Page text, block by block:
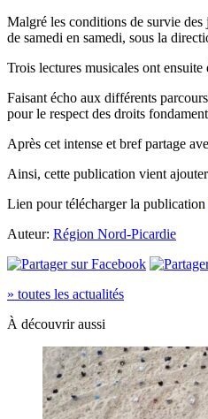
Malgré les conditions de survie
de samedi en samedi, sous la
Trois lectures musicales ont
Faisant écho aux différents
pour le respect des droits
Après cet intense et bref partage
Ainsi, cette publication vient
Lien pour télécharger la publication
Auteur: Région Nord-Picardie
» toutes les actualités
À découvrir aussi